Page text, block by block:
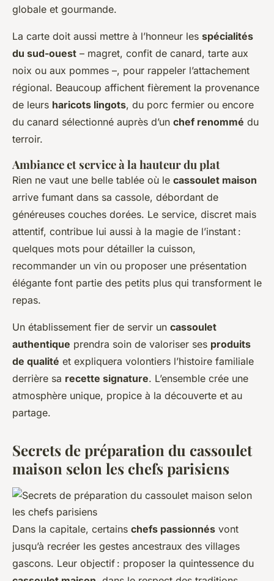
globale et gourmande.
La carte doit aussi mettre à l’honneur les spécialités
du sud-ouest – magret, confit de canard, tarte aux
noix ou aux pommes –, pour rappeler l’attachement
régional. Beaucoup affichent fièrement la provenance
de leurs haricots lingots, du porc fermier ou encore
du canard sélectionné auprès d’un chef renommé du
terroir.
Ambiance et service à la hauteur du plat
Rien ne vaut une belle tablée où le cassoulet maison
arrive fumant dans sa cassole, débordant de
généreuses couches dorées. Le service, discret mais
attentif, contribue lui aussi à la magie de l’instant :
quelques mots pour détailler la cuisson,
recommander un vin ou proposer une présentation
élégante font partie des petits plus qui transforment le
repas.
Un établissement fier de servir un cassoulet
authentique prendra soin de valoriser ses produits
de qualité et expliquera volontiers l’histoire familiale
derrière sa recette signature. L’ensemble crée une
atmosphère unique, propice à la découverte et au
partage.
Secrets de préparation du cassoulet
maison selon les chefs parisiens
Dans la capitale, certains chefs passionnés vont
jusqu’à recréer les gestes ancestraux des villages
gascons. Leur objectif : proposer la quintessence du